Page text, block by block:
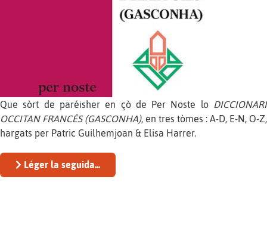
Que sòrt de paréisher en çò de Per Noste lo DICCIONARI
OCCITAN FRANCÉS (GASCONHA), en tres tòmes : A-D, E-N, O-Z,
hargats per Patric Guilhemjoan & Elisa Harrer.
Léger la seguida...